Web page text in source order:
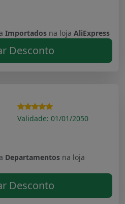
Importados na loja AliExpress
Desconto
Validade: 01/01/2050
Departamentos na loja
Desconto